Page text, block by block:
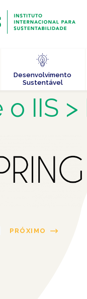
Desenvolvimento
Sustentável
o IIS >
PRÓXIMO